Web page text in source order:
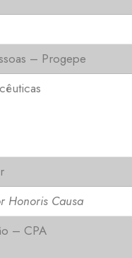
– Progepe
Honoris Causa
– CPA